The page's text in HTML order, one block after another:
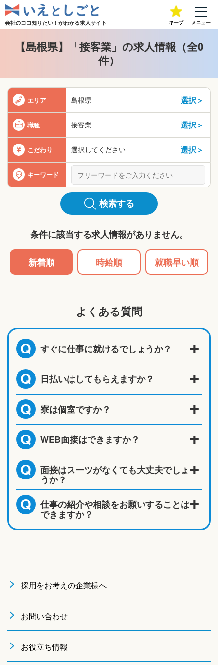
会社のココ知りたい！がわかる求人サイト キープ メニュー
【島根県】「接客業」の求人情報（全0
件）
エリア 島根県 選択＞
職種 接客業 選択＞
こだわり 選択してください 選択＞
キーワード
検索する
条件に該当する求人情報がありません。
新着順 時給順 就職早い順
よくある質問
Q すぐに仕事に就けるでしょうか？
Q 日払いはしてもらえますか？
Q 寮は個室ですか？
Q WEB面接はできますか？
Q 面接はスーツがなくても大丈夫でしょ
うか？
Q 仕事の紹介や相談をお願いすることは
できますか？
採用をお考えの企業様へ
お問い合わせ
お役立ち情報